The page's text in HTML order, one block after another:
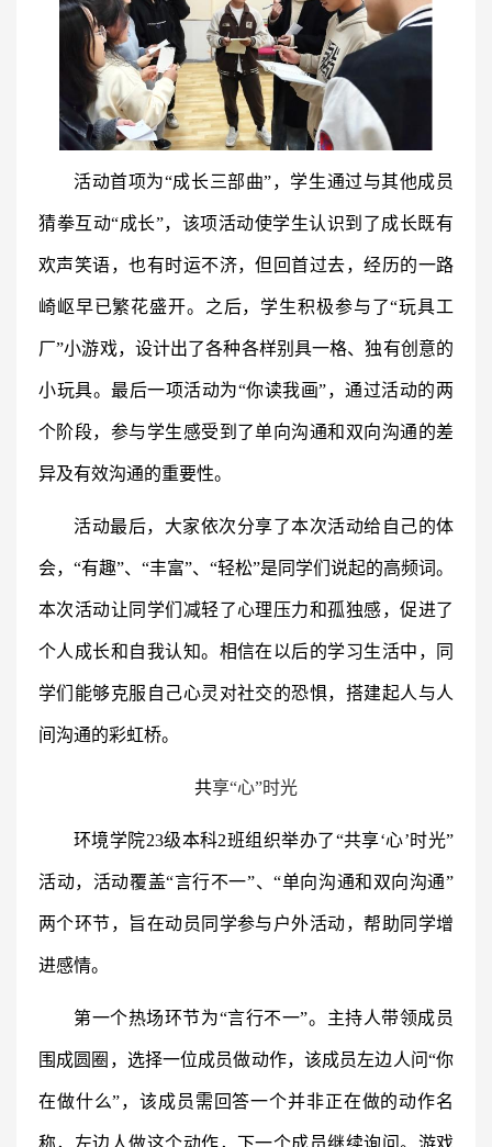
活动首项为“成长三部曲”，学生通过与其他成员
猜拳互动“成长”，该项活动使学生认识到了成长既有
欢声笑语，也有时运不济，但回首过去，经历的一路
崎岖早已繁花盛开。之后，学生积极参与了“玩具工
厂”小游戏，设计出了各种各样别具一格、独有创意的
小玩具。最后一项活动为“你读我画”，通过活动的两
个阶段，参与学生感受到了单向沟通和双向沟通的差
异及有效沟通的重要性。
活动最后，大家依次分享了本次活动给自己的体
会，“有趣”、“丰富”、“轻松”是同学们说起的高频词。
本次活动让同学们减轻了心理压力和孤独感，促进了
个人成长和自我认知。相信在以后的学习生活中，同
学们能够克服自己心灵对社交的恐惧，搭建起人与人
间沟通的彩虹桥。
共享“心”时光
环境学院23级本科2班组织举办了“共享‘心’时光”
活动，活动覆盖“言行不一”、“单向沟通和双向沟通”
两个环节，旨在动员同学参与户外活动，帮助同学增
进感情。
第一个热场环节为“言行不一”。主持人带领成员
围成圆圈，选择一位成员做动作，该成员左边人问“你
在做什么”，该成员需回答一个并非正在做的动作名
称，左边人做这个动作，下一个成员继续询问。游戏